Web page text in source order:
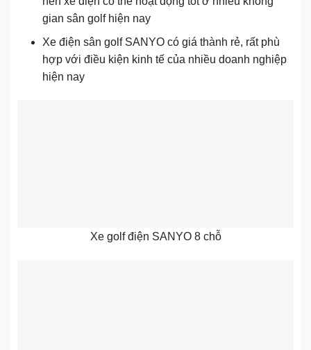
gian sân golf hiện nay
Xe điện sân golf SANYO có giá thành rẻ, rất phù
hợp với điều kiện kinh tế của nhiều doanh nghiệp
hiện nay
Xe golf điện SANYO 8 chỗ